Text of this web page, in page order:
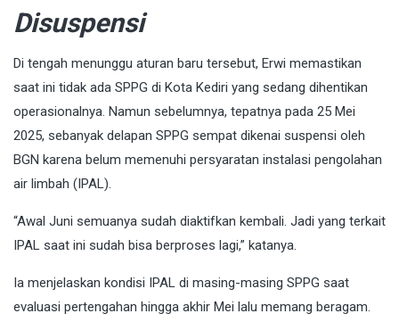
Disuspensi
Di tengah menunggu aturan baru tersebut, Erwi memastikan
saat ini tidak ada SPPG di Kota Kediri yang sedang dihentikan
operasionalnya. Namun sebelumnya, tepatnya pada 25 Mei
2025, sebanyak delapan SPPG sempat dikenai suspensi oleh
BGN karena belum memenuhi persyaratan instalasi pengolahan
air limbah (IPAL).
“Awal Juni semuanya sudah diaktifkan kembali. Jadi yang terkait
IPAL saat ini sudah bisa berproses lagi,” katanya.
Ia menjelaskan kondisi IPAL di masing-masing SPPG saat
evaluasi pertengahan hingga akhir Mei lalu memang beragam.